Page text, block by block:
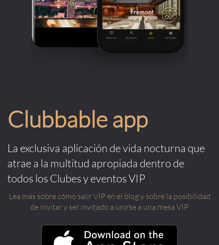
Clubbable app
La exclusiva aplicación de vida nocturna que
atrae a la multitud apropiada dentro de
todos los Clubes y eventos VIP
Lea más sobre cómo salir VIP en el blog y sobre la posibilidad
de invitar y ser invitado a unirse a una mesa VIP.